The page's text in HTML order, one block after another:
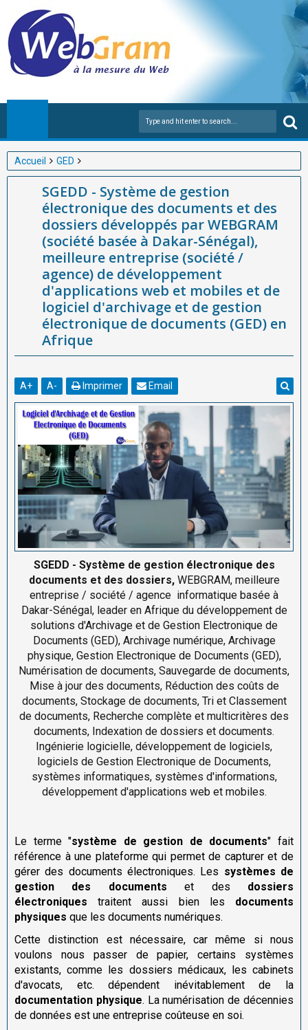
Accueil
GED
SGEDD - Système de gestion électronique des documents et des
dossiers développés par WEBGRAM (société basée à Dakar-
Sénégal), meilleure entreprise (société / agence) de
développement d'applications web et mobiles et de logiciel
d'archivage et de gestion électronique de documents (GED) en
SGEDD - Système de gestion
électronique des documents et des
dossiers développés par WEBGRAM
(société basée à Dakar-Sénégal),
meilleure entreprise (société /
agence) de développement
d'applications web et mobiles et de
logiciel d'archivage et de gestion
électronique de documents (GED) en
Afrique
A+ A- Imprimer Email
SGEDD - Système de gestion électronique des
documents et des dossiers,WEBGRAM, meilleure
entreprise / société / agence informatique basée à
Dakar-Sénégal, leader en Afrique du développement de
solutions d'Archivage et de Gestion Electronique de
Documents (GED), Archivage numérique, Archivage
physique, Gestion Electronique de Documents (GED),
Numérisation de documents, Sauvegarde de documents,
Mise à jour des documents, Réduction des coûts de
documents, Stockage de documents, Tri et Classement
de documents, Recherche complète et multicritères des
documents, Indexation de dossiers et documents.
Ingénierie logicielle, développement de logiciels,
logiciels de Gestion Electronique de Documents,
systèmes informatiques, systèmes d'informations,
développement d'applications web et mobiles.
Le terme "système de gestion de documents" fait
référence à une plateforme qui permet de capturer et de
gérer des documents électroniques. Les systèmes de
gestion des documents et des dossiers
électroniques traitent aussi bien les documents
physiques que les documents numériques.
Cette distinction est nécessaire, car même si nous
voulons nous passer de papier, certains systèmes
existants, comme les dossiers médicaux, les cabinets
d'avocats, etc. dépendent inévitablement de la
documentation physique. La numérisation de décennies
de données est une entreprise coûteuse en soi.